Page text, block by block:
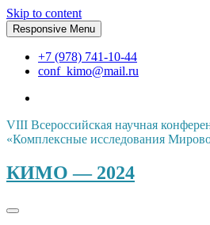
Skip to content
Responsive Menu
+7 (978) 741-10-44
conf_kimo@mail.ru
VIII Всероссийская научная
«Комплексные исследования
КИМО — 2024